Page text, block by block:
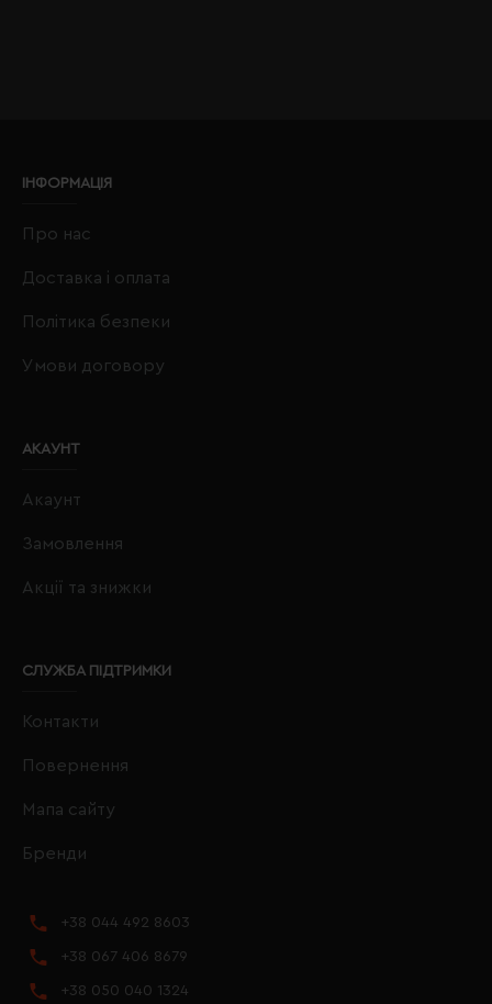
ІНФОРМАЦІЯ
Про нас
Доставка і оплата
Політика безпеки
Умови договору
АКАУНТ
Акаунт
Замовлення
Акції та знижки
СЛУЖБА ПІДТРИМКИ
Контакти
Повернення
Мапа сайту
Бренди
+38 044 492 8603
+38 067 406 8679
+38 050 040 1324